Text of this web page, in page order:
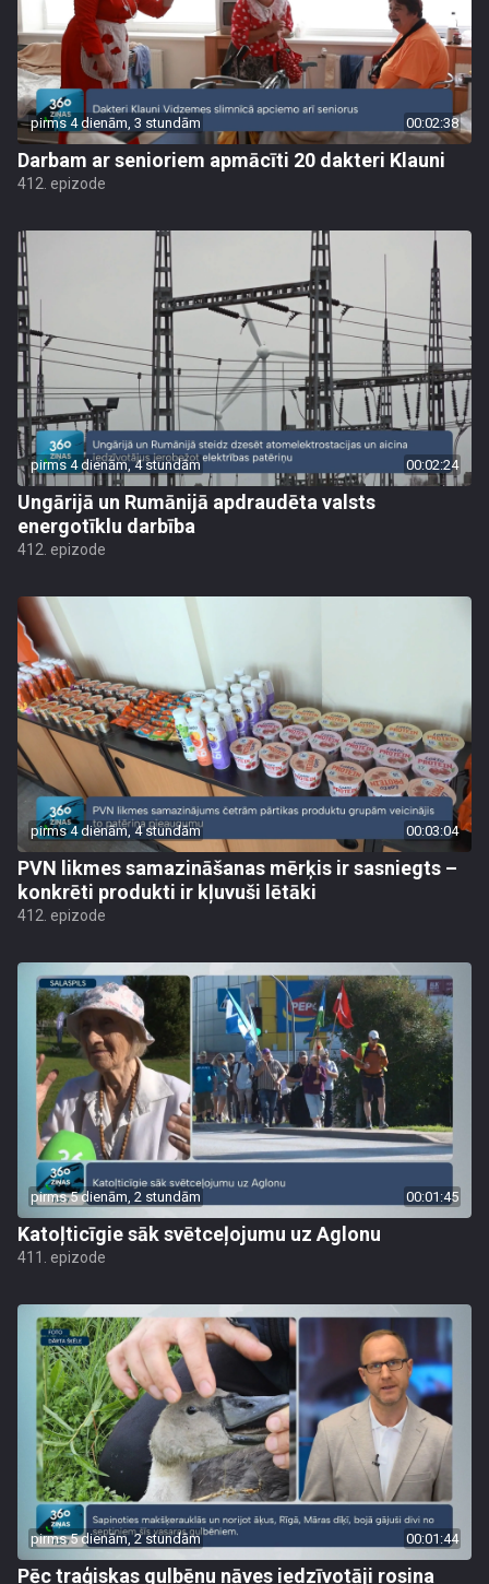
pirms 4 dienām, 3 stundām 00:02:38
Darbam ar senioriem apmācīti 20 dakteri Klauni
412. epizode
pirms 4 dienām, 4 stundām 00:02:24
Ungārijā un Rumānijā apdraudēta valsts
energotīklu darbība
412. epizode
pirms 4 dienām, 4 stundām 00:03:04
PVN likmes samazināšanas mērķis ir sasniegts –
konkrēti produkti ir kļuvuši lētāki
412. epizode
pirms 5 dienām, 2 stundām 00:01:45
Katoļticīgie sāk svētceļojumu uz Aglonu
411. epizode
pirms 5 dienām, 2 stundām 00:01:44
Pēc traģiskas gulbēnu nāves iedzīvotāji rosina